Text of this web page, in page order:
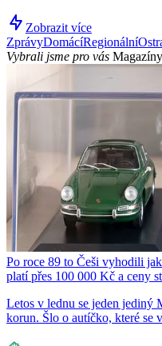
Zobrazit více
ZprávyDomácíRegionální
Vybrali jsme pro vás
Po roce 89 to Češi vyhodili
platí přes 100 000 Kč a ceny
Letos v lednu se jeden jediný
korun. Šlo o autíčko, které se